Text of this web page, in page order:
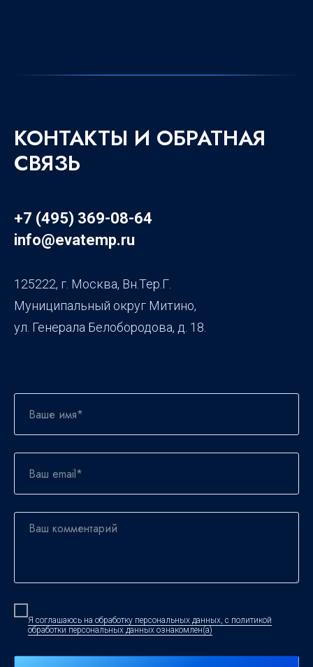
КОНТАКТЫ И ОБРАТНАЯ
СВЯЗЬ
+7 (495) 369-08-64
info@evatemp.ru
125222, г. Москва, Вн.Тер.Г.
Муниципальный округ Митино,
ул. Генерала Белобородова, д. 18.
Я соглашаюсь на обработку персональных данных, с политикой
обработки персональных данных ознакомлен(а)